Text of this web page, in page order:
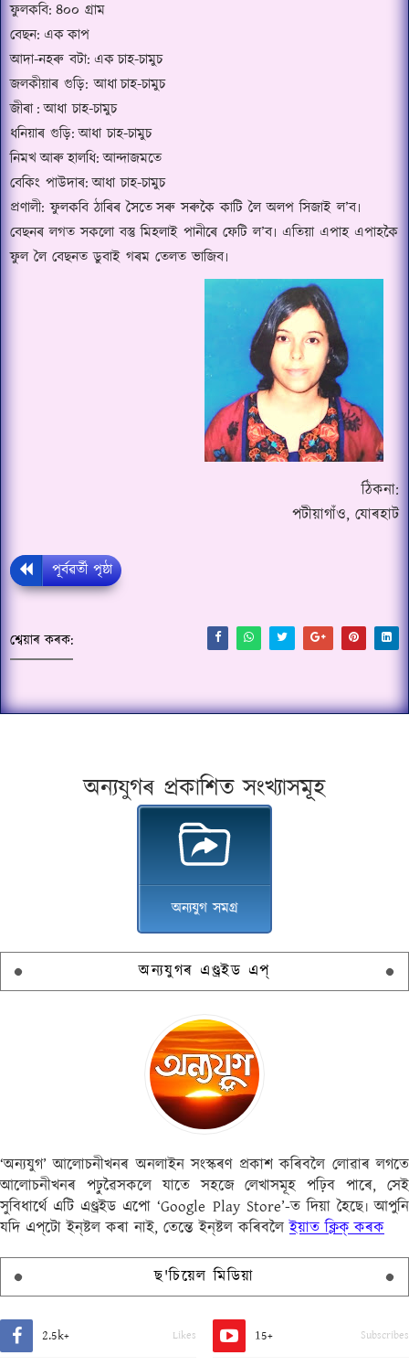
ফুলকবি: ৪০০ গ্ৰাম
বেছন: এককাপ
আদা-নহৰু বটা: একচাহ-চামুচ
জলকীয়াৰ গুড়ি‍: আধাচাহ-চামুচ
জীৰা : আধা চাহ-চামুচ
ধনি‍য়াৰ গুড়ি‍: আধা চাহ-চামুচ
নিমখআৰুহালধি: আন্দাজমতে
বেকিং পাউদাৰ: আধা চাহ-চামুচ
প্ৰণালী: ফুলকবি ঠাৰিৰ সৈতেসৰু সৰুকৈ কাটি লৈ অলপ সিজাই ল’ব৷
বেছনৰ লগত সকলো বস্তু মিহলাই পানীৰে ফেটি ল’ব৷ এতিয়া এপাহ এপাহকৈ
ফুল লৈ বেছনত ডুবাই গৰম তেলত ভাজিব৷
ঠিকনা:
পটীয়াগাঁও, যোৰহাট
পূৰ্বৱৰ্তী পৃষ্ঠা
শ্বেয়াৰ কৰক:
অন্যযুগৰ প্ৰকাশিত সংখ্যাসমূহ
অন্যযুগ সমগ্ৰ
অন্যযুগৰ এণ্ড্ৰইড এপ্
‘অন্যযুগ’ আলোচনীখনৰ অনলাইন সংস্কৰণ প্ৰকাশ কৰিবলৈ লোৱাৰ লগতে
আলোচনীখনৰ পঢ়ুৱৈসকলে যাতে সহজে লেখাসমূহ পঢ়িব পাৰে, সেই
সুবিধাৰ্থে এটি এণ্ড্ৰইড এপো ‘Google Play Store’-ত দিয়া হৈছে৷ আপুনি
যদি এপ্‌টো ইন্‌ষ্টল কৰা নাই, তেন্তে ইন্‌ষ্টল কৰিবলৈইয়াত ক্লিক্ কৰক
ছ'চিয়েল মিডিয়া
2.5k+ Likes 15+ Subscribes